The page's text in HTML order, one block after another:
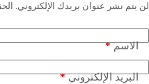
لن يتم نشر عنوان بريدك الإلكتروني.
الاسم*
البريد الإلكتروني*